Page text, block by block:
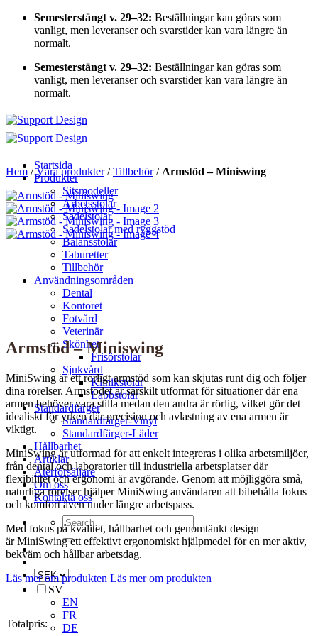
Skip
content
Semesterstängt v. 29–32: Beställningar kan göras som
vanligt, men leveranser och svarstider kan vara längre än
normalt.
Semesterstängt v. 29–32: Beställningar kan göras som
vanligt, men leveranser och svarstider kan vara längre än
normalt.
Startsida
Produkter
Sitsmodeller
Arbetsstolar
Sadelstolar
Sadelstolar med ryggstöd
Balansstolar
Taburetter
Tillbehör
Användningsområden
Dental
Kontoret
Fotvård
Veterinär
Skönhet
Frisörstolar
Sjukvård
Klinikstolar
Labbstolar
Standardfärger
Standardfärger-Vinyl
Standardfärger-Läder
Hållbarhet
Artiklar
Återförsäljare
Om oss
Kontakta oss
Search
for:
SV
EN
FR
DE
Hem /Våra produkter/Tillbehör/ Armstöd – Miniswing
Armstöd – Miniswing
MiniSwing är ett rörligt armstöd som kan skjutas runt dig och följer
dina rörelser. Armstödet är särskilt utformat för situationer där ena
armen behöver vara stilla medan den andra är rörlig, vilket gör det
idealiskt för yrken där precision och avlastning av ena armen är
viktigt.
MiniSwing är utformad för att enkelt integreras i olika arbetsmiljöer,
från dental och laboratorier till industriella arbetsplatser där
flexibilitet och ergonomi är avgörande. Genom att möjliggöra små,
naturliga rörelser hjälper MiniSwing användaren att bibehålla fokus
och komfort även under längre arbetspass.
Med fokus på kvalitet, hållbarhet och genomtänkt design
är MiniSwing ett effektivt ergonomiskt hjälpmedel för en mer aktiv,
bekväm och hållbar arbetsdag.
Läs mer om produkten Läs mer om produkten
Totalpris: